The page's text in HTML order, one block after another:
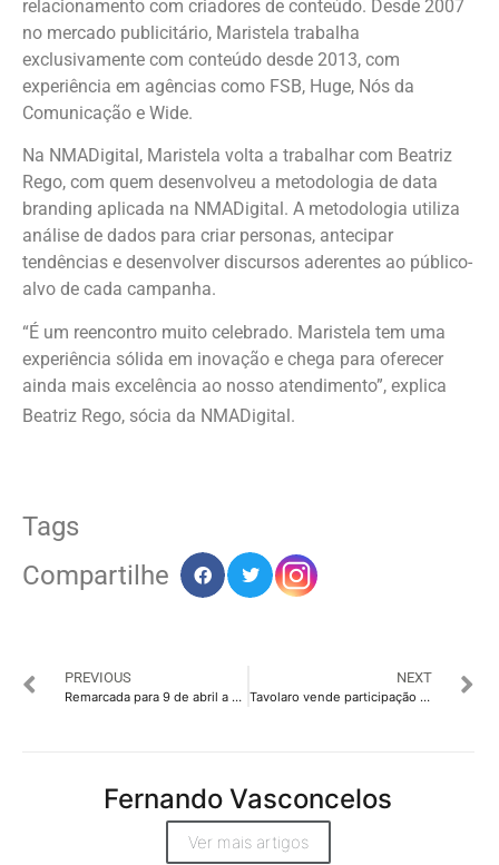
relacionamento com criadores de conteúdo. Desde 2007
no mercado publicitário, Maristela trabalha
exclusivamente com conteúdo desde 2013, com
experiência em agências como FSB, Huge, Nós da
Comunicação e Wide.
Na NMADigital, Maristela volta a trabalhar com Beatriz
Rego, com quem desenvolveu a metodologia de data
branding aplicada na NMADigital. A metodologia utiliza
análise de dados para criar personas, antecipar
tendências e desenvolver discursos aderentes ao público-
alvo de cada campanha.
“É um reencontro muito celebrado. Maristela tem uma
experiência sólida em inovação e chega para oferecer
ainda mais excelência ao nosso atendimento”, explica
Beatriz Rego, sócia da NMADigital.
Tags
Compartilhe
PREVIOUS
Remarcada para 9 de abril a abertura de propostas para a conta publicitária do GDF
NEXT
Tavolaro vende participação e deixa comando da CNN Brasil
Fernando Vasconcelos
Ver mais artigos